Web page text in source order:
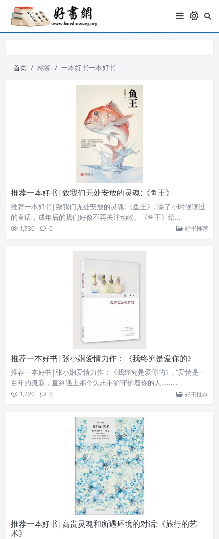
首页 标签 一本好书一本好书
推荐一本好书|致我们无处安放的灵魂:《鱼王》
推荐一本好书|致我们无处安放的灵魂:《鱼王》, 除了小时候读过
的童话，成年后的我们好像不再关注动物。《鱼王》给…
1,730 0 好书推荐
推荐一本好书|张小娴爱情力作：《我终究是爱你的》
推荐一本好书|张小娴爱情力作：《我终究是爱你的》, “爱情是一
百年的孤寂，直到遇上那个矢志不渝守护着你的人………
1,220 0 好书推荐
推荐一本好书|高贵灵魂和所遇环境的对话:《旅行的艺
术》